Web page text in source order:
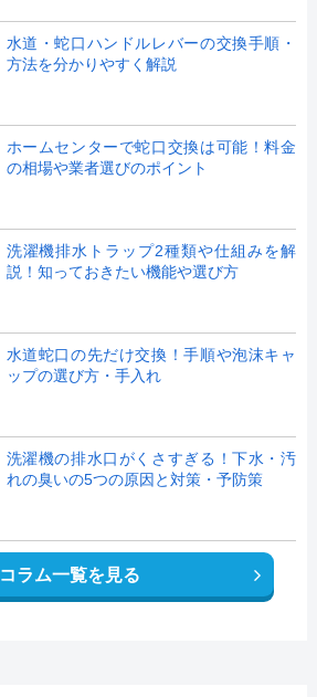
水道・蛇口ハンドルレバーの交換手順・
方法を分かりやすく解説
ホームセンターで蛇口交換は可能！料金
の相場や業者選びのポイント
洗濯機排水トラップ2種類や仕組みを解
説！知っておきたい機能や選び方
水道蛇口の先だけ交換！手順や泡沫キャ
ップの選び方・手入れ
洗濯機の排水口がくさすぎる！下水・汚
れの臭いの5つの原因と対策・予防策
コラム一覧を見る